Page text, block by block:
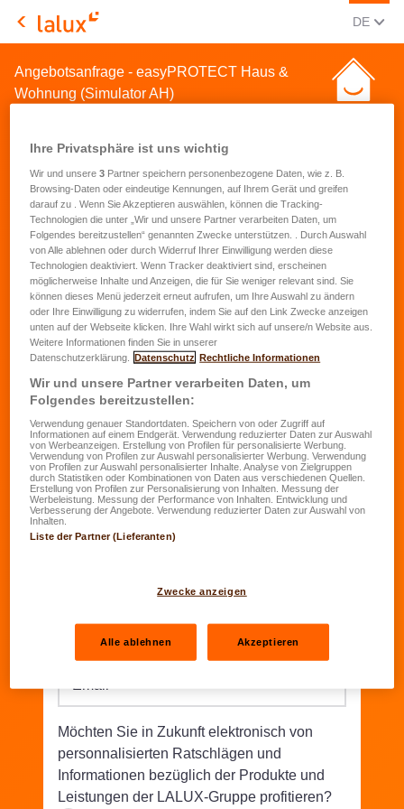
LALUX Assurances
DE
Angebotsanfrage - easyPROTECT Haus &
Wohnung (Simulator AH)
Angebotsanfrage für eine
Hausrat- und
Wohnungsversicherung
Vorname *
Name*
Geburtsdatum*
TT.MM.JJJJ
Straße/Nr.*
Telefon*
Email
Möchten Sie in Zukunft elektronisch von
personnalisierten Ratschlägen und
Informationen bezüglich der Produkte und
Leistungen der LALUX-Gruppe profitieren?
Ihre Privatsphäre ist uns wichtig
Wir und unsere3 Partner speichern personenbezogene Daten, wie z. B.
Browsing-Daten oder eindeutige Kennungen, auf Ihrem Gerät und greifen
darauf zu . Wenn Sie Akzeptieren auswählen, können die Tracking-
Technologien die unter „Wir und unsere Partner verarbeiten Daten, um
Folgendes bereitzustellen“ genannten Zwecke unterstützen. . Durch Auswahl
von Alle ablehnen oder durch Widerruf Ihrer Einwilligung werden diese
Technologien deaktiviert. Wenn Tracker deaktiviert sind, erscheinen
möglicherweise Inhalte und Anzeigen, die für Sie weniger relevant sind. Sie
können dieses Menü jederzeit erneut aufrufen, um Ihre Auswahl zu ändern
oder Ihre Einwilligung zu widerrufen, indem Sie auf den Link Zwecke anzeigen
unten auf der Webseite klicken. Ihre Wahl wirkt sich auf unsere/n Website aus.
Weitere Informationen finden Sie in unserer
Datenschutzerklärung.
Datenschutz Rechtliche Informationen
Wir und unsere Partner verarbeiten Daten, um
Folgendes bereitzustellen:
Verwendung genauer Standortdaten. Speichern von oder Zugriff auf
Informationen auf einem Endgerät. Verwendung reduzierter Daten zur Auswahl
von Werbeanzeigen. Erstellung von Profilen für personalisierte Werbung.
Verwendung von Profilen zur Auswahl personalisierter Werbung. Verwendung
von Profilen zur Auswahl personalisierter Inhalte. Analyse von Zielgruppen
durch Statistiken oder Kombinationen von Daten aus verschiedenen Quellen.
Erstellung von Profilen zur Personalisierung von Inhalten. Messung der
Werbeleistung. Messung der Performance von Inhalten. Entwicklung und
Verbesserung der Angebote. Verwendung reduzierter Daten zur Auswahl von
Inhalten.
Liste der Partner (Lieferanten)
Zwecke anzeigen
Alle ablehnen Akzeptieren